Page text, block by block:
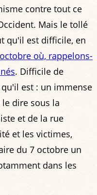
contre tout ce
Mais le tollé
qu'il est difficile, en
où, rappelons-
. Difficile de
est : un immense
dire sous la
et de la rue
et les victimes,
du 7 octobre un
dans les